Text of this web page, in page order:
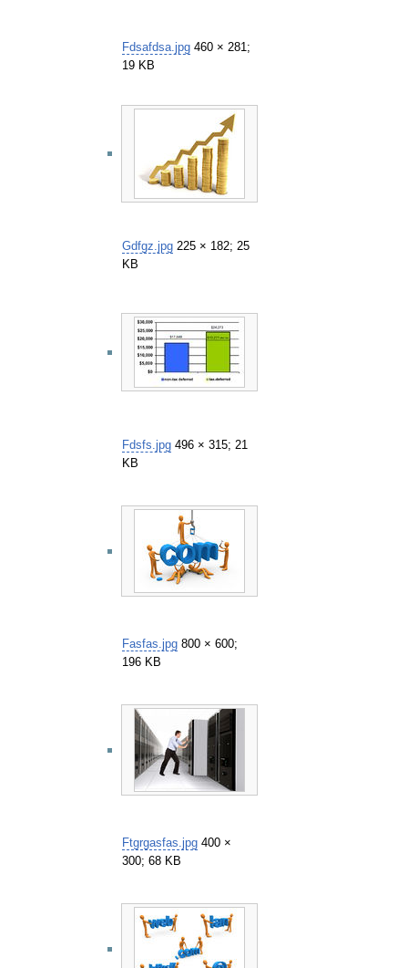
Fdsafdsa.jpg 460 × 281;
19 KB
Gdfgz.jpg 225 × 182; 25
KB
Fdsfs.jpg 496 × 315; 21
KB
Fasfas.jpg 800 × 600;
196 KB
Ftgrgasfas.jpg 400 ×
300; 68 KB